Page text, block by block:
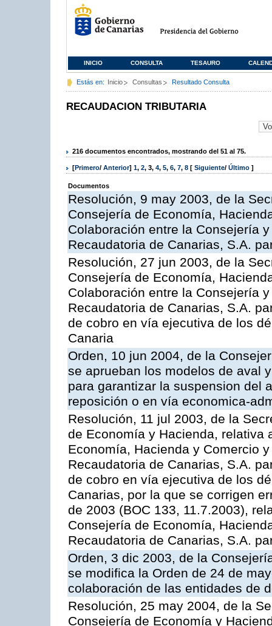
INICIO CONSULTA TESAURO
Estás en: Inicio Consultas Resultado Consulta
RECAUDACION TRIBUTARIA
216 documentos encontrados, mostrando del 51 al 75.
[Primero/ Anterior] 1, 2, 3, 4, 5, 6, 7, 8 [ Siguiente/ Último ]
Documentos
Resolución, 9 may 2003, de la
Consejería de Economía,
Colaboración entre la Consejería
Recaudatoria de Canarias, S.A.
Resolución, 27 jun 2003, de la
Consejería de Economía,
Colaboración entre la Consejería
Recaudatoria de Canarias, S.A.
de cobro en vía ejecutiva de los
Canaria
Orden, 10 jun 2004, de la
se aprueban los modelos de aval
para garantizar la suspension del
reposición o en vía economica-
Resolución, 11 jul 2003, de la
de Economía y Hacienda, relativa
Economía, Hacienda y Comercio
Recaudatoria de Canarias, S.A.
de cobro en vía ejecutiva de los
Canarias, por la que se corrigen
de 2003 (BOC 133, 11.7.2003),
Consejería de Economía,
Recaudatoria de Canarias, S.A.
Orden, 3 dic 2003, de la
se modifica la Orden de 24 de
colaboración de las entidades de
Resolución, 25 may 2004, de la
Consejería de Economía y